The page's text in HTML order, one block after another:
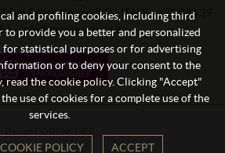
and profiling cookies, including third
to provide you a better and personalized
for statistical purposes or for advertising
or to deny your consent to the
read the cookie policy. Clicking "Accept"
use of cookies for a complete use of the
services.
POLICY ACCEPT
San Felice Circeo (LT) - ITALY - +39 334 29
- info@mywinestore.it